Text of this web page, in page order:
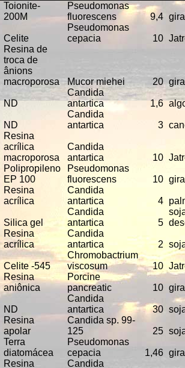
Toionite-
200M
Pseudomonas
fluorescens
9,4
Celite
Pseudomonas
cepacia
10
Resina de
troca de
ânions
macroporosa
Mucor miehei 20
ND
Candida
antartica
1,6
ND
Candida
antartica
3
Resina
acrílica
macroporosa
Candida
antartica
10
Polipropileno
EP 100
Pseudomonas
fluorescens
10
Resina
acrílica
Candida
antartica
4
Silica gel
Candida
antartica
5
Resina
acrílica
Candida
antartica
2
Celite -545
Chromobactrium
viscosum
10
Resina
aniônica
Porcine
pancreatic
10
ND
Candida
antartica
30
Resina
apolar
Candida sp. 99-
125
25
Terra
diatomácea
Pseudomonas
cepacia
1,46
Resina
Candida